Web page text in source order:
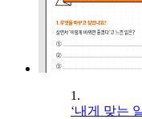
1.
‘내게 맞는